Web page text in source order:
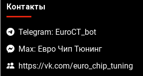
Контакты
Telegram: EuroCT_bot
Max: Евро Чип Тюнинг
https://vk.com/euro_chip_tuning